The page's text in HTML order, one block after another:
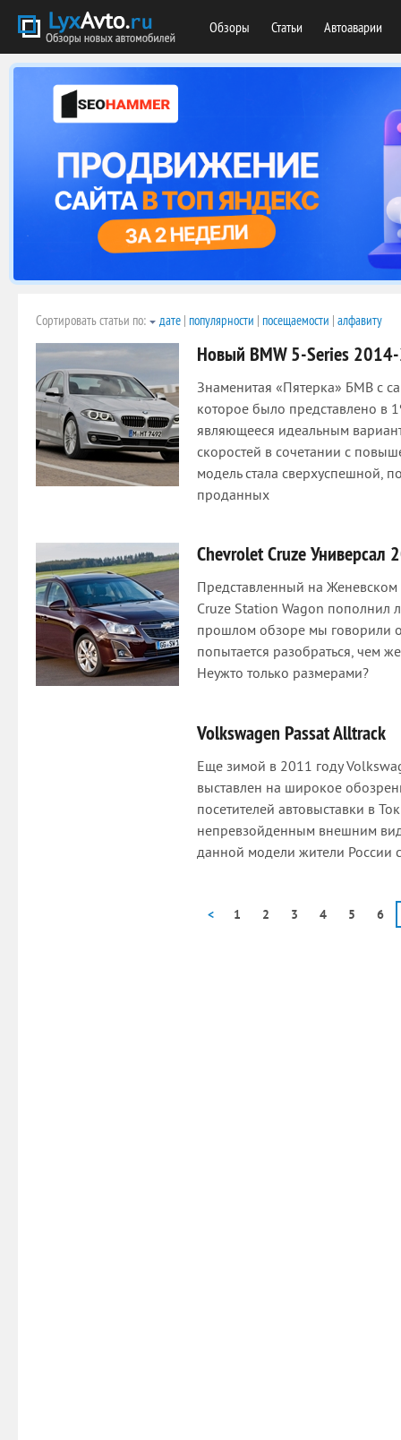
Обзоры Статьи Автоаварии
Сортировать статьи по: дате | популярности | посещаемости | алфавиту
Новый BMW 5-Series
Знаменитая «Пятерка» БМВ с
которое было представлено в
являющееся идеальным
скоростей в сочетании с
модель стала сверхуспешной,
проданных
Chevrolet Cruze Универсал
Представленный на
Cruze Station Wagon пополнил
прошлом обзоре мы говорили о
попытается разобраться, чем
Неужто только размерами?
Volkswagen Passat Alltrack
Еще зимой в 2011 году
выставлен на широкое
посетителей автовыставки в
непревзойденным внешним
данной модели жители России
< 1 2 3 4 5 6